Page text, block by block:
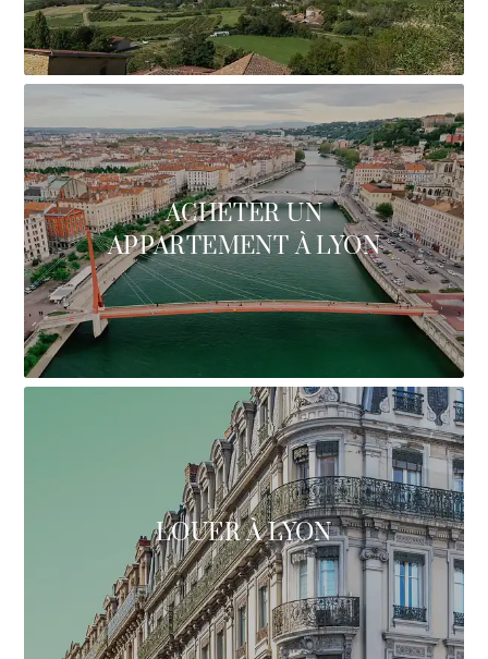
ACHETER UN
APPARTEMENT À LYON
LOUER À LYON